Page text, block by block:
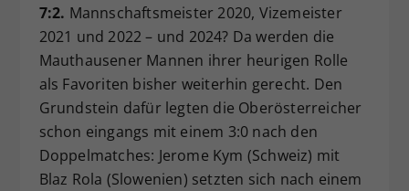
7:2. Mannschaftsmeister 2020, Vizemeister
2021 und 2022 – und 2024? Da werden die
Mauthausener Mannen ihrer heurigen Rolle
als Favoriten bisher weiterhin gerecht. Den
Grundstein dafür legten die Oberösterreicher
schon eingangs mit einem 3:0 nach den
Doppelmatches: Jerome Kym (Schweiz) mit
Blaz Rola (Slowenien) setzten sich nach einem